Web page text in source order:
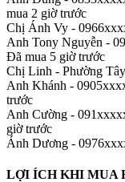
mua 2 giờ trước
Chị Ánh Vy -
Anh Tony Nguyễn -
Đã mua 5 giờ trước
Chị Linh - Phường
Anh Khánh -
trước
Anh Cường -
giờ trước
Ánh Dương -
LỢI ÍCH KHI MUA